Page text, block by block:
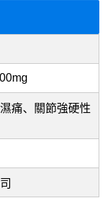
痛、關節強硬性